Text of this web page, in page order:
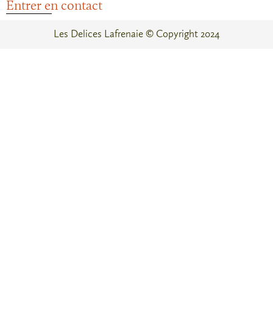
Entrer en contact
Les Delices Lafrenaie © Copyright 2024